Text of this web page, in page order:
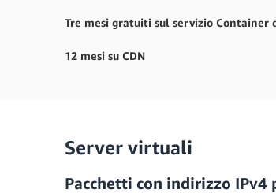
Tre mesi gratuiti sul servizio Container
12 mesi su CDN
Server virtuali
Pacchetti con indirizzo IPv4